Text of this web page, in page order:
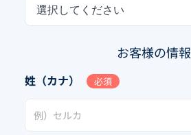
選択してください
お客様の情報
姓（カナ） 必須